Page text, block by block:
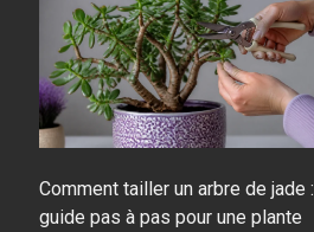
Comment tailler un arbre de jade :
guide pas à pas pour une plante